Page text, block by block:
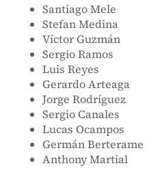
Santiago Mele
Stefan Medina
Víctor Guzmán
Sergio Ramos
Luis Reyes
Gerardo Arteaga
Jorge Rodríguez
Sergio Canales
Lucas Ocampos
Germán Berterame
Anthony Martial